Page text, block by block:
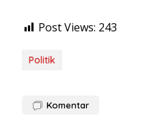
Post Views: 243
Politik
Komentar